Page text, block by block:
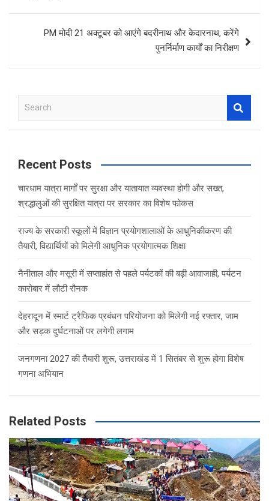
PM मोदी 21 अक्‍टूबर को आएंगे बदरीनाथ और केदारनाथ, करेंगे
पुनर्निर्माण कार्यों का निरीक्षण
a
c
Recent Posts
चारधाम यात्रा मार्गों पर सुरक्षा और यातायात व्यवस्था होगी और सख्त,
श्रद्धालुओं की सुरक्षित यात्रा पर सरकार का विशेष फोकस
राज्य के सरकारी स्कूलों में विज्ञान प्रयोगशालाओं के आधुनिकीकरण की
तैयारी, विद्यार्थियों को मिलेगी आधुनिक प्रयोगात्मक शिक्षा
नैनीताल और मसूरी में सप्ताहांत से पहले पर्यटकों की बढ़ी आवाजाही, पर्यटन
कारोबार में लौटी रौनक
देहरादून में स्मार्ट ट्रैफिक प्रबंधन परियोजना को मिलेगी नई रफ्तार, जाम
और सड़क दुर्घटनाओं पर लगेगी लगाम
जनगणना 2027 की तैयारी शुरू, उत्तराखंड में 1 सितंबर से शुरू होगा विशेष
गणना अभियान
Related Posts